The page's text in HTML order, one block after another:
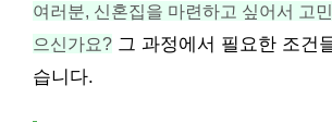
여러분, 신혼집을 마련하고 싶어서 고
으신가요? 그 과정에서 필요한 조건
습니다.